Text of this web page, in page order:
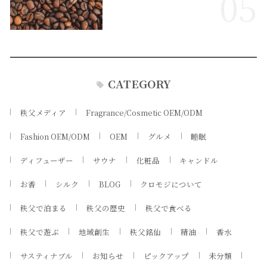
CATEGORY
秩父メディア Fragrance/Cosmetic OEM/ODM
Fashion OEM/ODM OEM グルメ 睡眠
ディフューザー サウナ 化粧品 キャンドル
お香 シルク BLOG クロモジについて
秩父で泊まる 秩父の歴史 秩父で食べる
秩父で遊ぶ 地域創生 秩父銘仙 精油 香水
サスティナブル お知らせ ピックアップ 未分類